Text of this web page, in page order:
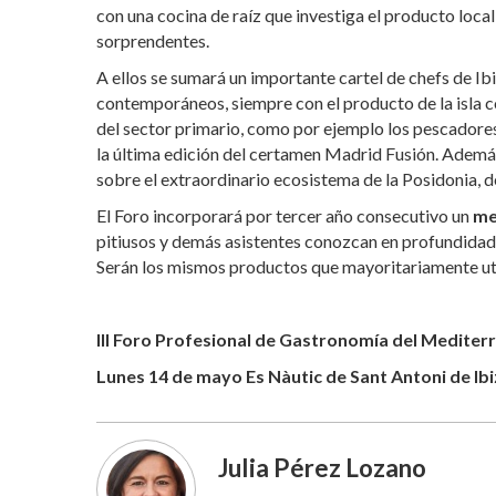
con una cocina de raíz que investiga el producto
sorprendentes.
A ellos se sumará un importante cartel de chefs de
contemporáneos, siempre con el producto de la isla
del sector primario, como por ejemplo los
la última edición del certamen Madrid Fusión.
sobre el extraordinario ecosistema de la Posidonia,
El Foro incorporará por tercer año consecutivo un
pitiusos y demás asistentes conozcan en
Serán los mismos productos que mayoritariamente
III Foro Profesional de Gastronomía del
Lunes 14 de mayo Es Nàutic de Sant Antoni de
Julia Pérez Lozano